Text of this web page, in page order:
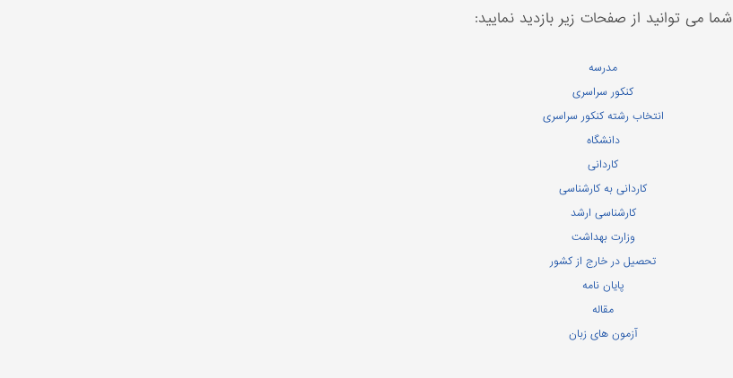
شما می توانید از صفحات زیر بازدید نمایید:
مدرسه
کنکور سراسری
انتخاب رشته کنکور سراسری
دانشگاه
کاردانی
کاردانی به کارشناسی
کارشناسی ارشد
وزارت بهداشت
تحصیل در خارج از کشور
پایان نامه
مقاله
آزمون های زبان